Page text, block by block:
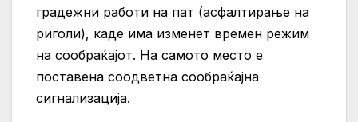
градежни работи на пат (асфалтирање на
риголи), каде има изменет времен режим
на сообраќајот. На самото место е
поставена соодветна сообраќајна
сигнализација.